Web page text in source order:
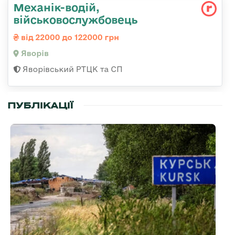
Механік-водій,
військовослужбовець
від 22000 до 122000 грн
Яворів
Яворівський РТЦК та СП
ПУБЛІКАЦІЇ